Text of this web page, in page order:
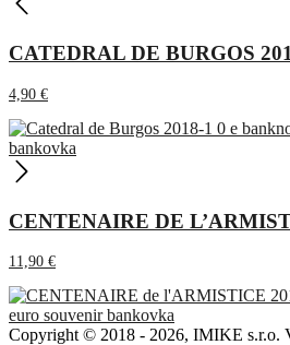
CATEDRAL DE BURGOS
4,90 €
CENTENAIRE DE
11,90 €
Copyright © 2018 - 2026, IMIKE s.r.o.